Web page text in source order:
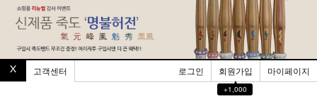
고객센터 로그인
회원가입
▲
+1,000
마이페이지